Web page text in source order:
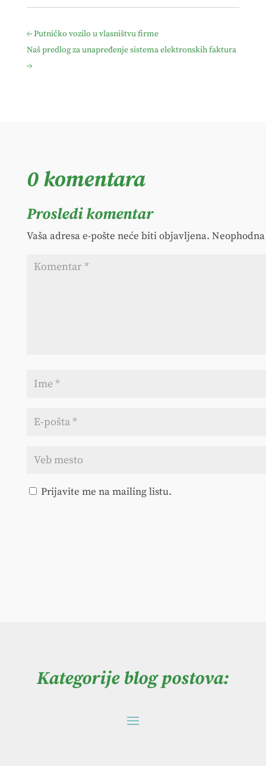
←Putničko vozilo u vlasništvu firme
Naš predlog za unapređenje sistema elektronskih faktura
→
0 komentara
Prosledi komentar
Vaša adresa e-pošte neće biti objavljena.
Prijavite me na mailing listu.
Kategorije blog postova: